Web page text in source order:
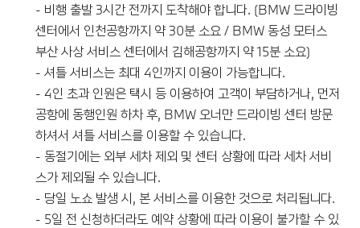
- 비행 출발 3시간 전까지 도착해야 합니다. (BMW 드라이빙
센터에서 인천공항까지 약 30분 소요 / BMW 동성 모터스
부산 사상 서비스 센터에서 김해공항까지 약 15분 소요)
- 셔틀 서비스는 최대 4인까지 이용이 가능합니다.
- 4인 초과 인원은 택시 등 이용하여 고객이 부담하거나, 먼저
공항에 동행인원 하차 후, BMW 오너만 드라이빙 센터 방문
하셔서 셔틀 서비스를 이용할 수 있습니다.
- 동절기에는 외부 세차 제외 및 센터 상황에 따라 세차 서비
스가 제외될 수 있습니다.
- 당일 노쇼 발생 시, 본 서비스를 이용한 것으로 처리됩니다.
- 5일 전 신청하더라도 예약 상황에 따라 이용이 불가할 수 있